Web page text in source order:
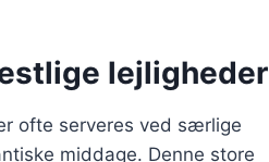
lejligheder
ofte serveres ved særlige
middage. Denne store